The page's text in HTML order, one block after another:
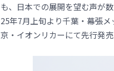
も、日本での展開を望む声が
25年7月上旬より千葉・幕張
京・イオンリカーにて先行発